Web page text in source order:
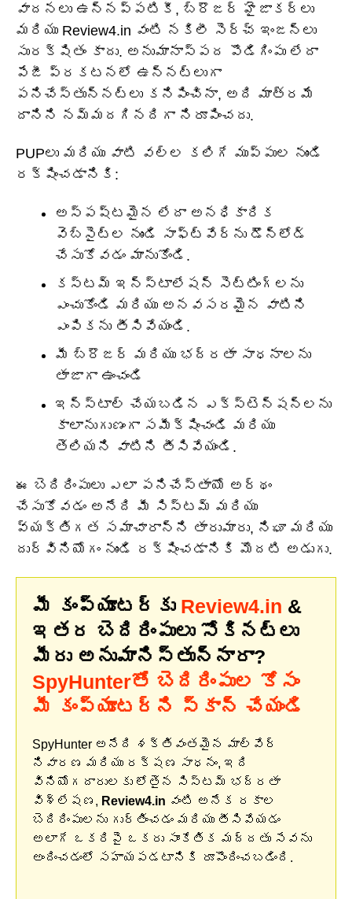
వాదనలు ఉన్నప్పటికీ, బ్రౌజర్ హైజాకర్లు
మరియు Review4.in వంటి నకిలీ సెర్చ్ ఇంజన్లు
సురక్షితం కాదు. అనుమానాస్పద పొడిగింపు లేదా
పేజీ ప్రకటనలో ఉన్నట్లుగా
పనిచేస్తున్నట్లు కనిపించినా, అది మాత్రమే
దానిని నమ్మదగినదిగా నిరూపించదు.
PUPలు మరియు వాటి వల్ల కలిగే ముప్పుల నుండి
రక్షించడానికి:
అస్పష్టమైన లేదా అనధికారిక
వెబ్‌సైట్‌ల నుండి సాఫ్ట్‌వేర్‌ను డౌన్‌లోడ్
చేసుకోవడం మానుకోండి.
కస్టమ్ ఇన్‌స్టాలేషన్ సెట్టింగ్‌లను
ఎంచుకోండి మరియు అనవసరమైన వాటిని
ఎంపికను తీసివేయండి.
మీ బ్రౌజర్ మరియు భద్రతా సాధనాలను
తాజాగా ఉంచండి
ఇన్‌స్టాల్ చేయబడిన ఎక్స్‌టెన్షన్‌లను
కాలానుగుణంగా సమీక్షించండి మరియు
తెలియని వాటిని తీసివేయండి.
ఈ బెదిరింపులు ఎలా పనిచేస్తాయో అర్థం
చేసుకోవడం అనేది మీ సిస్టమ్ మరియు
వ్యక్తిగత సమాచారాన్ని తారుమారు, నిఘా మరియు
దుర్వినియోగం నుండి రక్షించడానికి మొదటి అడుగు.
మీ కంప్యూటర్‌కు Review4.in &
ఇతర బెదిరింపులు సోకినట్లు
మీరు అనుమానిస్తున్నారా?
SpyHunterతో బెదిరింపుల కోసం
మీ కంప్యూటర్‌ని స్కాన్ చేయండి
SpyHunter అనేది శక్తివంతమైన మాల్వేర్
నివారణ మరియు రక్షణ సాధనం, ఇది
వినియోగదారులకు లోతైన సిస్టమ్ భద్రతా
విశ్లేషణ, Review4.in వంటి అనేక రకాల
బెదిరింపులను గుర్తించడం మరియు తీసివేయడం
అలాగే ఒకరిపై ఒకరు సాంకేతిక మద్దతు సేవను
అందించడంలో సహాయపడటానికి రూపొందించబడింది.